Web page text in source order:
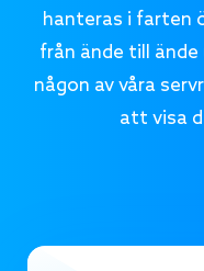
hanteras i farten
från ände till
någon av våra
att visa